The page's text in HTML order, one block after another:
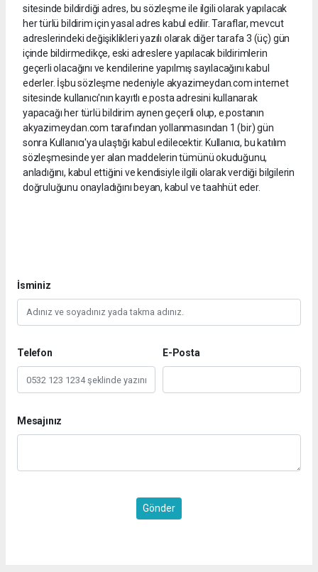
sitesinde bildirdiği adres, bu sözleşme ile ilgili olarak yapılacak
her türlü bildirim için yasal adres kabul edilir. Taraflar, mevcut
adreslerindeki değişiklikleri yazılı olarak diğer tarafa 3 (üç) gün
içinde bildirmedikçe, eski adreslere yapılacak bildirimlerin
geçerli olacağını ve kendilerine yapılmış sayılacağını kabul
ederler. İşbu sözleşme nedeniyle akyazimeydan.com internet
sitesinde kullanıcı'nın kayıtlı e.posta adresini kullanarak
yapacağı her türlü bildirim aynen geçerli olup, e.postanın
akyazimeydan.com tarafından yollanmasından 1 (bir) gün
sonra Kullanıcı'ya ulaştığı kabul edilecektir. Kullanıcı, bu katılım
sözleşmesinde yer alan maddelerin tümünü okuduğunu,
anladığını, kabul ettiğini ve kendisiyle ilgili olarak verdiği bilgilerin
doğruluğunu onayladığını beyan, kabul ve taahhüt eder.
İsminiz
Telefon E-Posta
Mesajınız
Gönder